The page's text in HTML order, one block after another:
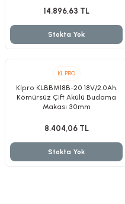
14.896,63 TL
Stokta Yok
KL PRO
Klpro KLBBM18B-20 18V/2.0Ah.
Kömürsüz Çift Akülü Budama
Makası 30mm
8.404,06 TL
Stokta Yok